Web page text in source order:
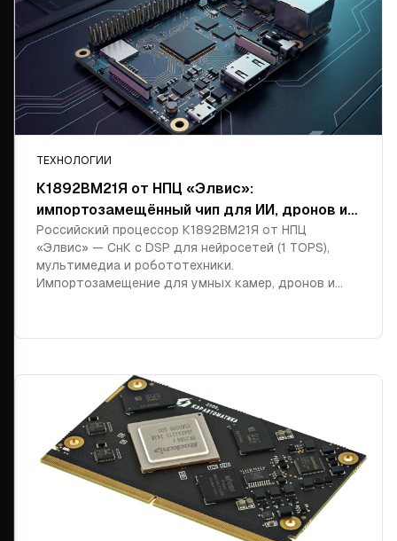
ТЕХНОЛОГИИ
К1892ВМ21Я от НПЦ «Элвис»:
импортозамещённый чип для ИИ, дронов и
мультимедиа
Российский процессор К1892ВМ21Я от НПЦ
«Элвис» — СнК с DSP для нейросетей (1 TOPS),
мультимедиа и робототехники.
Импортозамещение для умных камер, дронов и